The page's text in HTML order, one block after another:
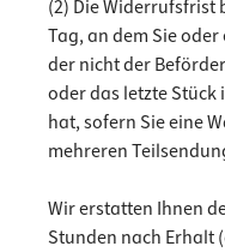
(2) Die Widerrufsfrist
Tag, an dem Sie
der nicht der
oder das letzte Stück
hat, sofern Sie eine
mehreren
Wir erstatten Ihnen
Stunden nach Erhalt